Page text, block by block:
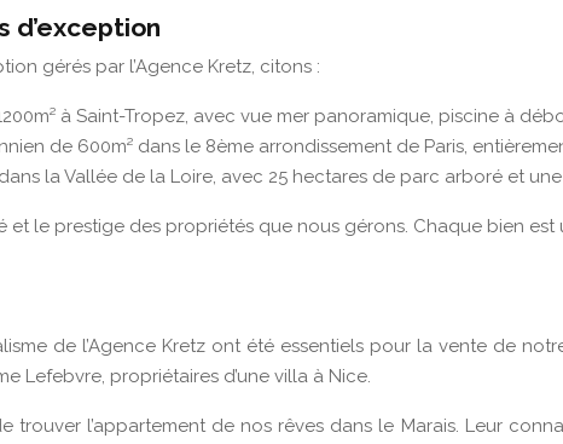
d’exception
gérés par l’Agence Kretz, citons :
à Saint-Tropez, avec vue mer panoramique, piscine à
de 600m² dans le 8ème arrondissement de Paris,
la Vallée de la Loire, avec 25 hectares de parc arboré et
et le prestige des propriétés que nous gérons. Chaque bien
de l’Agence Kretz ont été essentiels pour la vente de
Lefebvre, propriétaires d’une villa à Nice.
trouver l’appartement de nos rêves dans le Marais. Leur